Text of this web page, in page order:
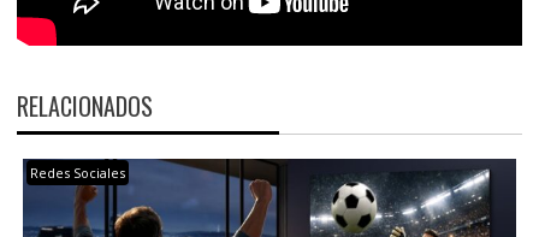
RELACIONADOS
Redes Sociales